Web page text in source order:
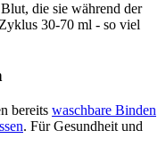
die sie während der
30-70 ml - so viel
bereits waschbare Binden
. Für Gesundheit und